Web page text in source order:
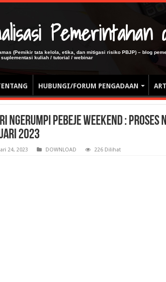
(Pemikir tata kelola, etika, dan mitigasi risiko PBJP) – blog
kuliah / tutorial / webinar
HUBUNGI/FORUM PENGADAAN
Ngerumpi PeBeJe Weekend : Proses
2023
24, 2023 DOWNLOAD 226 Dilihat